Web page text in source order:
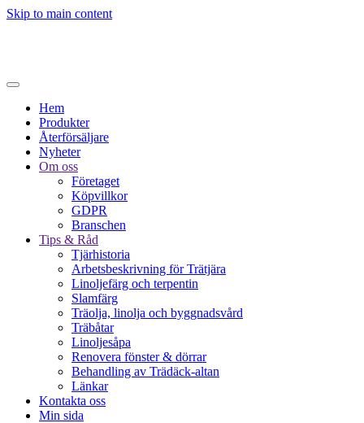
Skip to main content
Hem
Produkter
Återförsäljare
Nyheter
Om oss
Företaget
Köpvillkor
GDPR
Branschen
Tips & Råd
Tjärhistoria
Arbetsbeskrivning för Trätjära
Linoljefärg och terpentin
Slamfärg
Träolja, linolja och byggnadsvård
Träbåtar
Linoljesåpa
Renovera fönster & dörrar
Behandling av Trädäck-altan
Länkar
Kontakta oss
Min sida